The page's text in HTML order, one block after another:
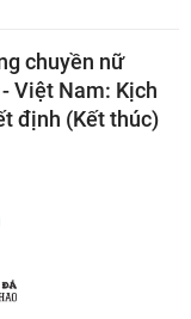
chuyền nữ
Việt Nam: Kịch
định (Kết thúc)